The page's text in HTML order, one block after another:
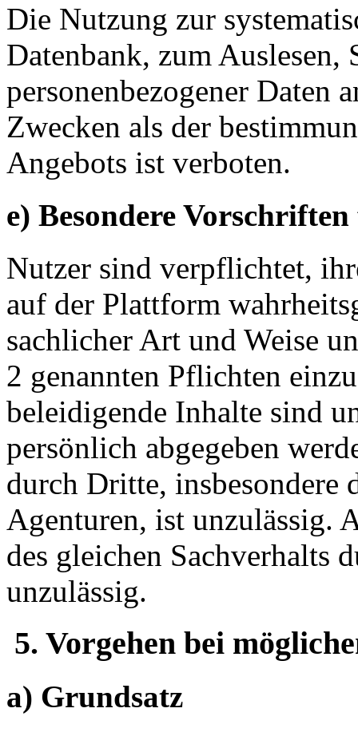
Die Nutzung zur
Datenbank, zum Auslesen,
personenbezogener Daten
Zwecken als der
Angebots ist verboten.
e) Besondere
Nutzer sind verpflichtet,
auf der Plattform
sachlicher Art und Weise
2 genannten Pflichten
beleidigende Inhalte sind
persönlich abgegeben
durch Dritte, insbesondere
Agenturen, ist unzulässig.
des gleichen Sachverhalts
unzulässig.
5. Vorgehen bei
a) Grundsatz